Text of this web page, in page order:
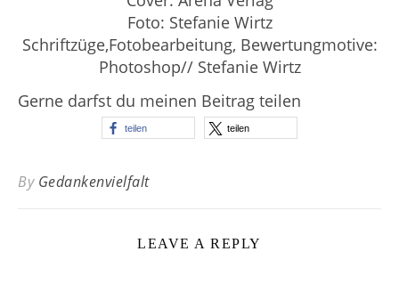
Foto: Stefanie Wirtz
Schriftzüge,Fotobearbeitung, Bewertungmotive:
Photoshop// Stefanie Wirtz
Gerne darfst du meinen Beitrag teilen
teilen teilen
By Gedankenvielfalt
LEAVE A REPLY